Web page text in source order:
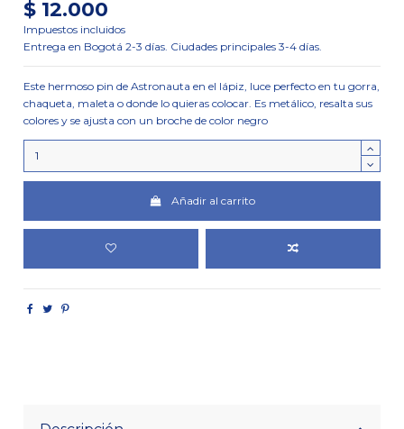
$ 12.000
Impuestos incluidos
Entrega en Bogotá 2-3 días. Ciudades principales 3-4 días.
Este hermoso pin de Astronauta en el lápiz, luce perfecto en tu gorra,
chaqueta, maleta o donde lo quieras colocar. Es metálico, resalta sus
colores y se ajusta con un broche de color negro
Añadir al carrito